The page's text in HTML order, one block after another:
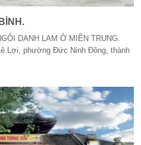
DANH LAM Ở MIỀN TRUNG.
Lợi, phường Đức Ninh Đông, thành